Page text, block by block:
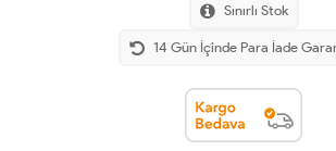
Sınırlı Stok
14 Gün İçinde Para İade